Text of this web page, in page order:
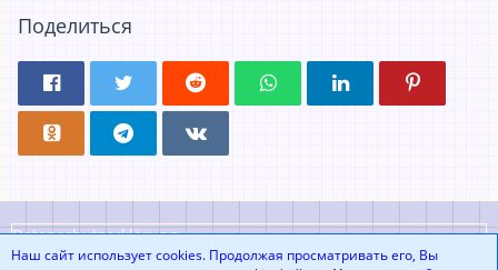
Поделиться
Datenschutzerklärung
Наш сайт использует cookies. Продолжая просматривать его, Вы